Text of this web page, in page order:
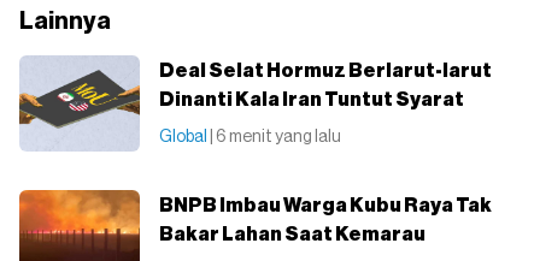
Lainnya
Deal Selat Hormuz Berlarut-larut
Dinanti Kala Iran Tuntut Syarat
Global | 6 menit yang lalu
BNPB Imbau Warga Kubu Raya Tak
Bakar Lahan Saat Kemarau